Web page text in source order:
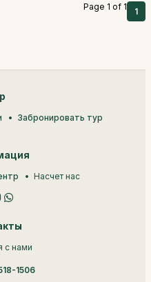
Page 1 of 1 1
Забронировать тур
Насчет нас
с нами
1506